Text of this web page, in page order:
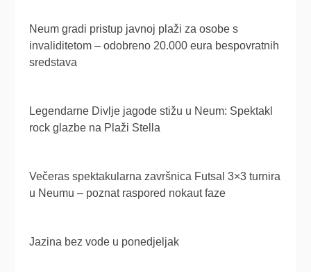
Neum gradi pristup javnoj plaži za osobe s
invaliditetom – odobreno 20.000 eura bespovratnih
sredstava
Legendarne Divlje jagode stižu u Neum: Spektakl
rock glazbe na Plaži Stella
Večeras spektakularna završnica Futsal 3×3 turnira
u Neumu – poznat raspored nokaut faze
Jazina bez vode u ponedjeljak